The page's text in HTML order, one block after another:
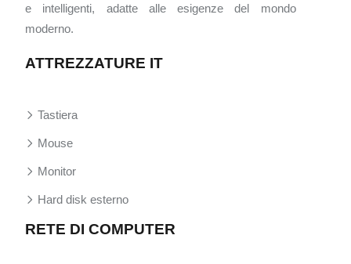
e intelligenti, adatte alle esigenze del mondo
moderno.
ATTREZZATURE IT
Tastiera
Mouse
Monitor
Hard disk esterno
RETE DI COMPUTER